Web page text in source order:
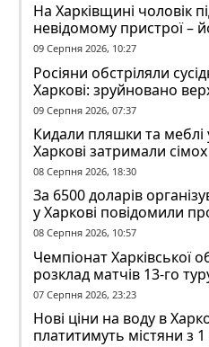
На Харківщині чоловік
невідомому пристрої –
руки
09 Серпня 2026, 10:27
Росіяни обстріляли
Харкові: зруйновано
заблоковані
09 Серпня 2026, 07:37
Кидали пляшки та меблі
Харкові затримали
у гуртожитку
08 Серпня 2026, 18:30
За 6500 доларів
у Харкові повідомили
ексзавідувачу психлікарні
08 Серпня 2026, 10:57
Чемпіонат Харківської
розклад матчів 13-го
07 Серпня 2026, 23:23
Нові ціни на воду в
платитимуть містяни з